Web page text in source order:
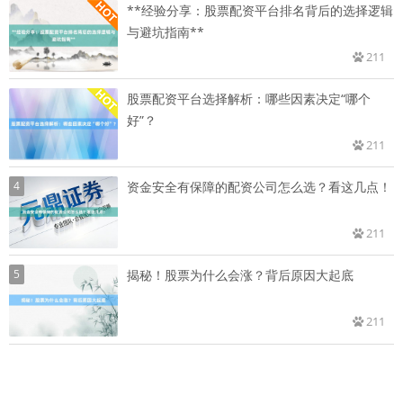
**经验分享：股票配资平台排名背后的选择逻辑
与避坑指南**
211
股票配资平台选择解析：哪些因素决定“哪个
好”？
211
4 资金安全有保障的配资公司怎么选？看这几点！
211
5 揭秘！股票为什么会涨？背后原因大起底
211